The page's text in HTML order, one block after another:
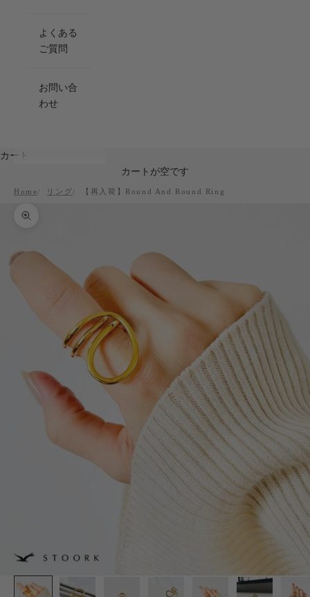
よくある
ご質問
お問い合
わせ
カート
カートが空です
Home リング 【再入荷】Round And Round Ring
ズームイン